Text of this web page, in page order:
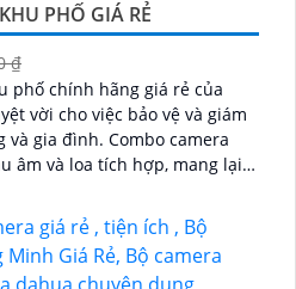
PHỐ GIÁ RẺ
₫
phố chính hãng giá rẻ của
vời cho việc bảo vệ và giám
Combo camera
âm và loa tích hợp, mang lại